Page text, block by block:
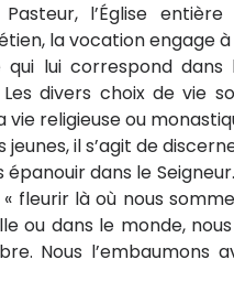
l’Église
la vocation engage
lui correspond dans
divers choix de vie
vie religieuse ou
il s’agit de
dans le
fleurir là où nous
ou dans le monde, nous
Nous l’embaumons